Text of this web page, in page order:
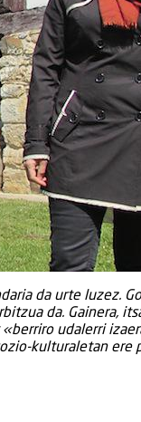
da urte luzez.
da. Gainera,
udalerri
kulturaletan ere